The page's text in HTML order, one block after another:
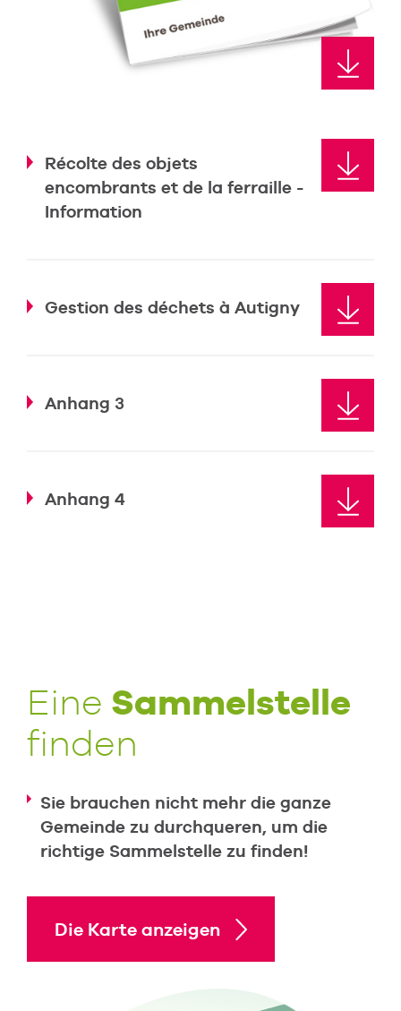
Récolte des objets
encombrants et de la ferraille -
Information
Gestion des déchets à Autigny
Anhang 3
Anhang 4
Eine Sammelstelle
finden
Sie brauchen nicht mehr die ganze
Gemeinde zu durchqueren, um die
richtige Sammelstelle zu finden!
Die Karte anzeigen